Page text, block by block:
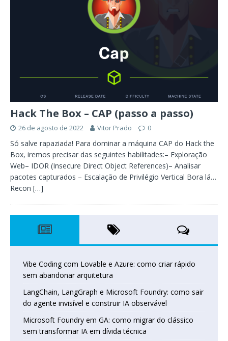
Hack The Box – CAP (passo a passo)
26 de agosto de 2022 Vitor Prado 0
Só salve rapaziada! Para dominar a máquina CAP do Hack the
Box, iremos precisar das seguintes habilitades:– Exploração
Web– IDOR (Insecure Direct Object References)– Analisar
pacotes capturados – Escalação de Privilégio Vertical Bora lá…
Recon […]
Vibe Coding com Lovable e Azure: como criar rápido
sem abandonar arquitetura
LangChain, LangGraph e Microsoft Foundry: como sair
do agente invisível e construir IA observável
Microsoft Foundry em GA: como migrar do clássico
sem transformar IA em dívida técnica